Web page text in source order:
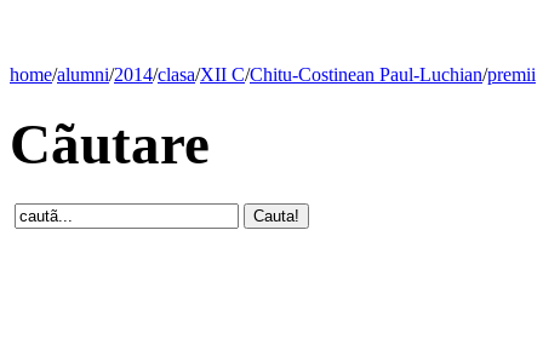
home/alumni/2014/clasa/XII C/Chitu-Costinean Paul-Luchian/premii
Cãutare